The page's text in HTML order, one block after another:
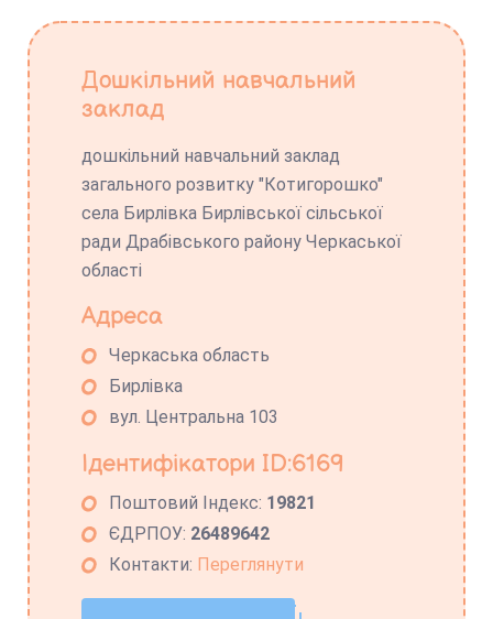
Дошкільний навчальний
заклад
дошкільний навчальний заклад
загального розвитку "Котигорошко"
села Бирлівка Бирлівської сільської
ради Драбівського району Черкаської
області
Адреса
Черкаська область
Бирлівка
вул. Центральна 103
Ідентифікатори ID:6169
Поштовий Індекс: 19821
ЄДРПОУ: 26489642
Контакти: Переглянути